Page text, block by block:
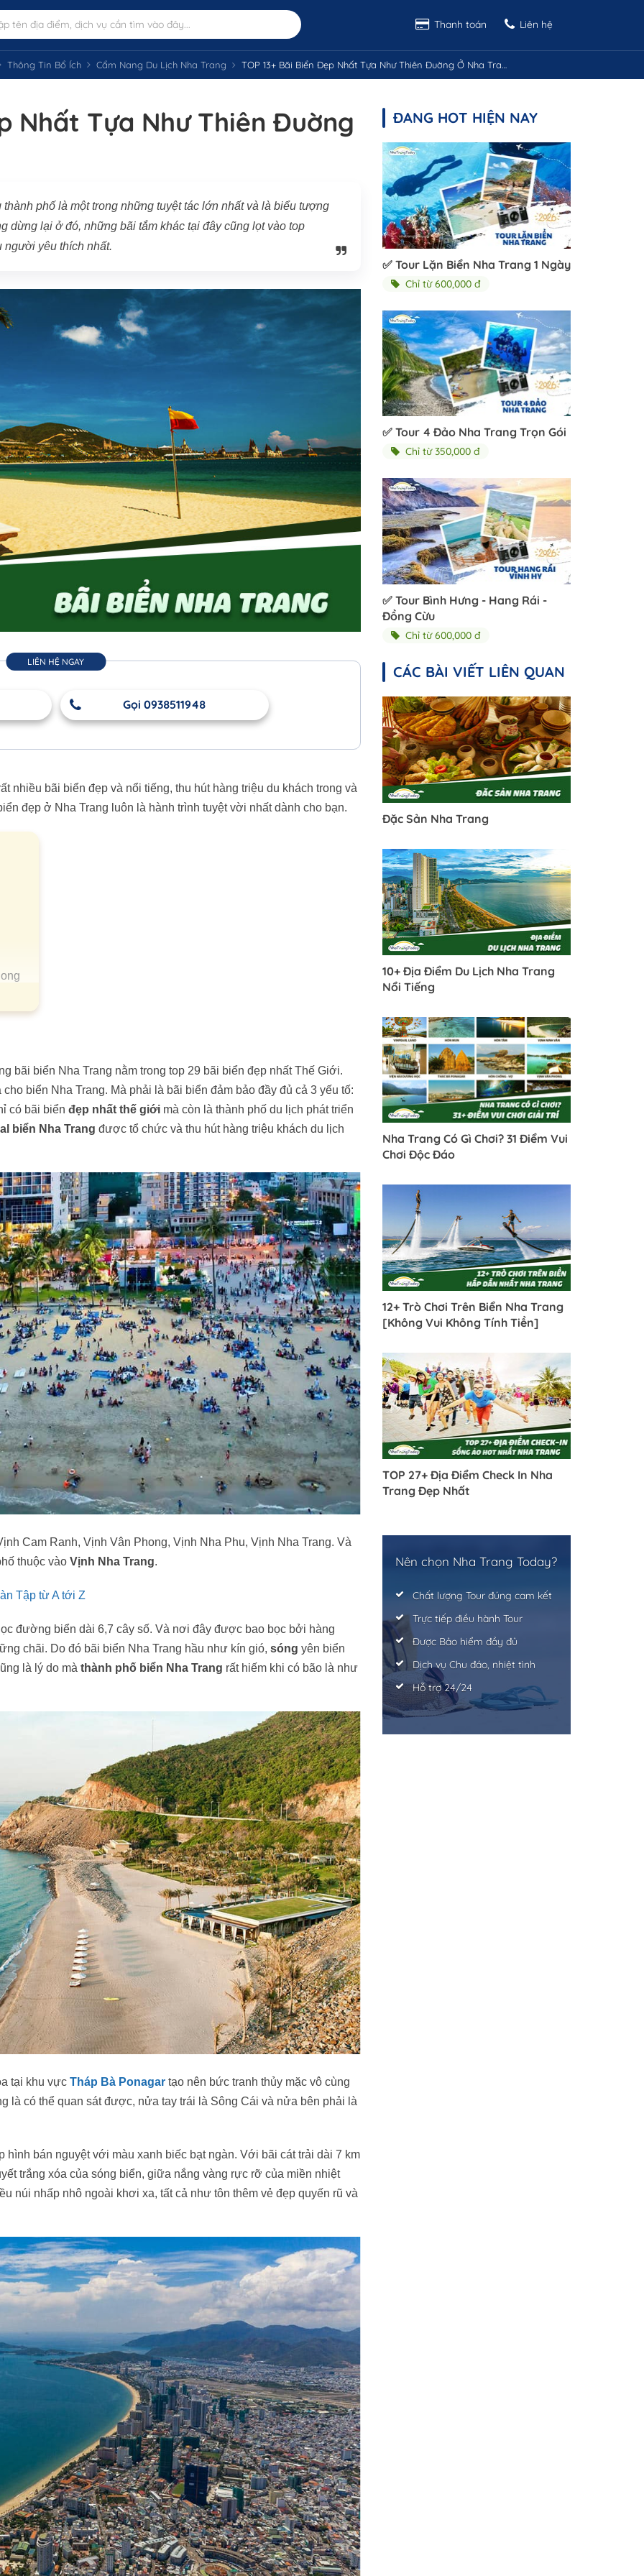
Thanh toán Liên hệ
Thông Tin Bổ Ích Cẩm Nang Du Lịch Nha Trang TOP 13+ Bãi Biển Đẹp Nhất Tựa Như Thiên Đuờng Ở Nha Trang
Nhất Tựa Như Thiên Đuờng
phố là một trong những tuyệt tác lớn nhất và là biểu tượng
dừng lại ở đó, những bãi tắm khác tại đây cũng lọt vào top
người yêu thích nhất.
LIÊN HỆ NGAY
Gọi 0938511948
nhiều bãi biển đẹp và nổi tiếng, thu hút hàng triệu du khách trong và
đẹp ở Nha Trang luôn là hành trình tuyệt vời nhất dành cho bạn.
bãi biển Nha Trang nằm trong top 29 bãi biển đẹp nhất Thế Giới.
biển Nha Trang. Mà phải là bãi biển đảm bảo đầy đủ cả 3 yếu tố:
có bãi biển đẹp nhất thế giới mà còn là thành phố du lịch phát triển
biển Nha Trang được tổ chức và thu hút hàng triệu khách du lịch
Cam Ranh, Vịnh Vân Phong, Vịnh Nha Phu, Vịnh Nha Trang. Và
thuộc vào Vịnh Nha Trang.
Tập từ A tới Z
đường biển dài 6,7 cây số. Và nơi đây được bao bọc bởi hàng
chãi. Do đó bãi biển Nha Trang hầu như kín gió, sóng yên biển
là lý do mà thành phố biển Nha Trang rất hiếm khi có bão là như
tại khu vực Tháp Bà Ponagar tạo nên bức tranh thủy mặc vô cùng
là có thể quan sát được, nửa tay trái là Sông Cái và nửa bên phải là
hình bán nguyệt với màu xanh biếc bạt ngàn. Với bãi cát trải dài 7 km
trắng xóa của sóng biển, giữa nắng vàng rực rỡ của miền nhiệt
núi nhấp nhô ngoài khơi xa, tất cả như tôn thêm vẻ đẹp quyến rũ và
ĐANG HOT HIỆN NAY
✅ Tour Lặn Biển Nha Trang 1 Ngày
Chỉ từ 600,000 đ
✅ Tour 4 Đảo Nha Trang Trọn Gói
Chỉ từ 350,000 đ
✅ Tour Bình Hưng - Hang Rái -
Đồng Cừu
Chỉ từ 600,000 đ
CÁC BÀI VIẾT LIÊN QUAN
Đặc Sản Nha Trang
10+ Địa Điểm Du Lịch Nha Trang
Nổi Tiếng
Nha Trang Có Gì Chơi? 31 Điểm Vui
Chơi Độc Đáo
12+ Trò Chơi Trên Biển Nha Trang
[Không Vui Không Tính Tiền]
TOP 27+ Địa Điểm Check In Nha
Trang Đẹp Nhất
Nên chọn Nha Trang Today?
Chất lượng Tour đúng cam kết
Trực tiếp điều hành Tour
Được Bảo hiểm đầy đủ
Dịch vụ Chu đáo, nhiệt tình
Hỗ trợ 24/24